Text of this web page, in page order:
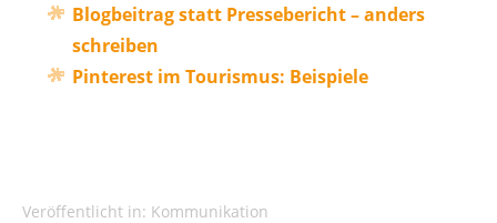
Blogbeitrag statt Pressebericht – anders
schreiben
Pinterest im Tourismus: Beispiele
Veröffentlicht in: Kommunikation